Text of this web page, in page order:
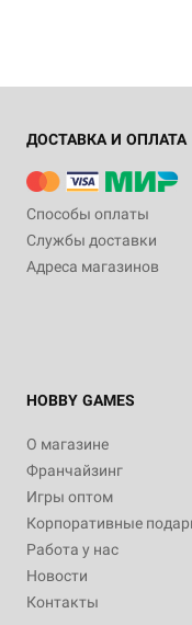
ДОСТАВКА И ОПЛАТА
Способы оплаты
Службы доставки
Адреса магазинов
HOBBY GAMES
О магазине
Франчайзинг
Игры оптом
Корпоративные
Работа у нас
Новости
Контакты